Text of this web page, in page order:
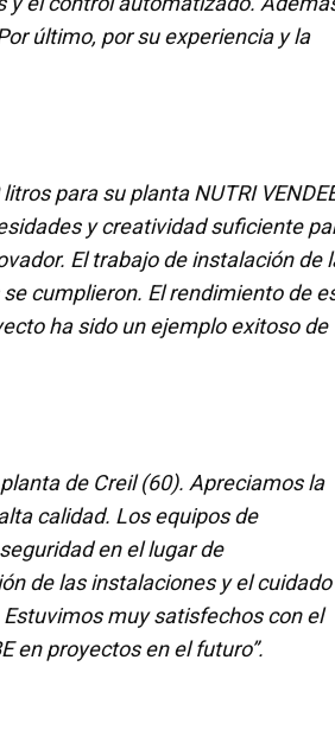
último, por su experiencia y la
para su planta NUTRI
y creatividad suficiente
El trabajo de instalación de
cumplieron. El rendimiento de
ha sido un ejemplo exitoso de
de Creil (60). Apreciamos la
calidad. Los equipos de
en el lugar de
de las instalaciones y el
muy satisfechos con el
en proyectos en el futuro”.